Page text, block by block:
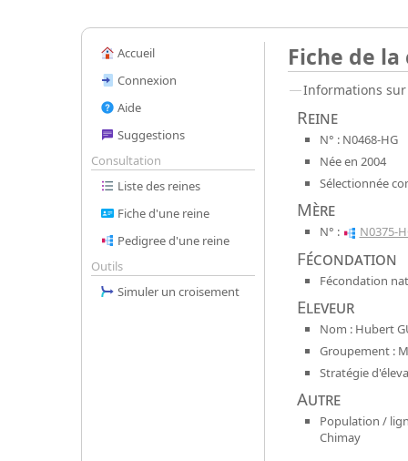
Accueil
Connexion
Aide
Suggestions
Consultation
Liste des reines
Fiche d'une reine
Pedigree d'une reine
Outils
Simuler un croisement
Fiche de la
Informations
Reine
N° : N0468-HG
Née en 2004
Sélectionnée
Mère
N° : N0375-
Fécondation
Fécondation
Eleveur
Nom : Hubert
Groupement :
Stratégie
Autre
Population /
Chimay